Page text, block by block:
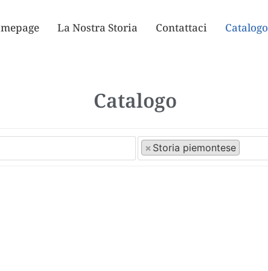
La Nostra Storia Contattaci Catalogo
Catalogo
× Storia piemontese